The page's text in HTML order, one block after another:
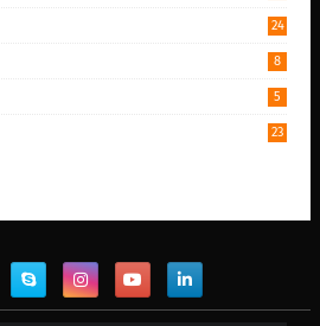
24
8
5
23